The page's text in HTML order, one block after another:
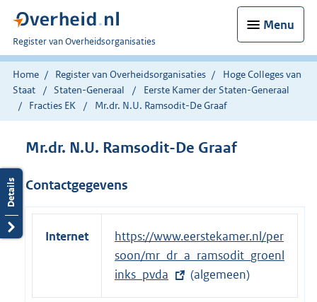
Menu
U
bent
nu
hier:
Register van Overheidsorganisaties
Home Register van Overheidsorganisaties
Hoge Colleges van
Staat
Staten-Generaal
Eerste Kamer der Staten-Generaal
Fracties EK
Mr.dr. N.U. Ramsodit-De Graaf
Mr.dr. N.U. Ramsodit-De Graaf
Contactgegevens
Internet
E
x
t
e
https://www.eerstekamer.nl/per
soon/mr_dr_a_ramsodit_groenl
inks_pvda
(algemeen)